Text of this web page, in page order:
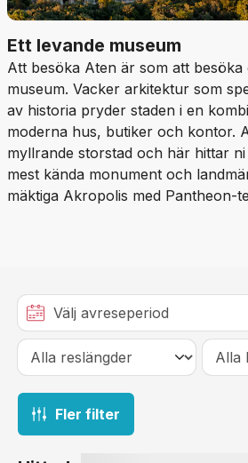
Ett levande museum
Att besöka Aten är som att besöka
museum. Vacker arkitektur som
av historia pryder staden i en
moderna hus, butiker och kontor.
myllrande storstad och här hittar
mest kända monument och
mäktiga Akropolis med Pantheon-
Fler filter